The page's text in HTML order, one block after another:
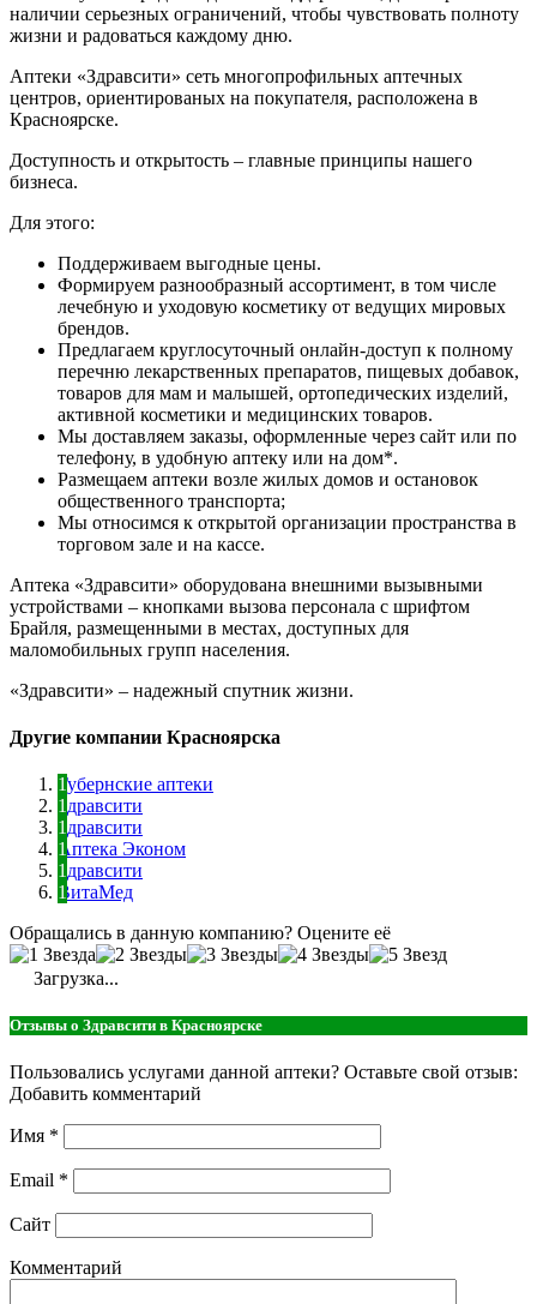
наличии серьезных ограничений, чтобы чувствовать полноту
жизни и радоваться каждому дню.
Аптеки «Здравсити» сеть многопрофильных аптечных
центров, ориентированых на покупателя, расположена в
Красноярске.
Доступность и открытость – главные принципы нашего
бизнеса.
Для этого:
Поддерживаем выгодные цены.
Формируем разнообразный ассортимент, в том числе
лечебную и уходовую косметику от ведущих мировых
брендов.
Предлагаем круглосуточный онлайн-доступ к полному
перечню лекарственных препаратов, пищевых добавок,
товаров для мам и малышей, ортопедических изделий,
активной косметики и медицинских товаров.
Мы доставляем заказы, оформленные через сайт или по
телефону, в удобную аптеку или на дом*.
Размещаем аптеки возле жилых домов и остановок
общественного транспорта;
Мы относимся к открытой организации пространства в
торговом зале и на кассе.
Аптека «Здравсити» оборудована внешними вызывными
устройствами – кнопками вызова персонала с шрифтом
Брайля, размещенными в местах, доступных для
маломобильных групп населения.
«Здравсити» – надежный спутник жизни.
Другие компании Красноярска
Губернские аптеки
Здравсити
Здравсити
Аптека Эконом
Здравсити
ВитаМед
Обращались в данную компанию? Оцените её
Загрузка...
Отзывы о Здравсити в Красноярске
Пользовались услугами данной аптеки? Оставьте свой отзыв:
Добавить комментарий
Имя *
Email *
Сайт
Комментарий